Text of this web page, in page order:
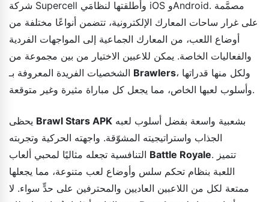
شركة Supercell وأطلقتها لنظامَي iOS وAndroid. مصمَّمة
على غرار ساحات المعارك الإلكترونية، تتضمن أنواعًا مختلفة من
أوضاع اللعب، من المعارك الجماعية إلى المواجهات الفردية
والفعاليات الخاصة. يمكن للاعبين الاختيار من بين مجموعة من
Brawlers، ولكل منها قدراتها
وأسلوب لعبها الخاص، مما يجعل كل مباراة مثيرة وغير متوقعة.
Brawl Stars APK
الجذاب واستراتيجيته المشوّقة. واجهته الحركية وتجربته
Battle Royale. تتميز
اللعبة بنظام تحكم سلس وأوضاع لعب متنوعة، مما يجعلها
ممتعة لكل من اللاعبين العاديين والمحترفين على حدٍّ سواء. لا